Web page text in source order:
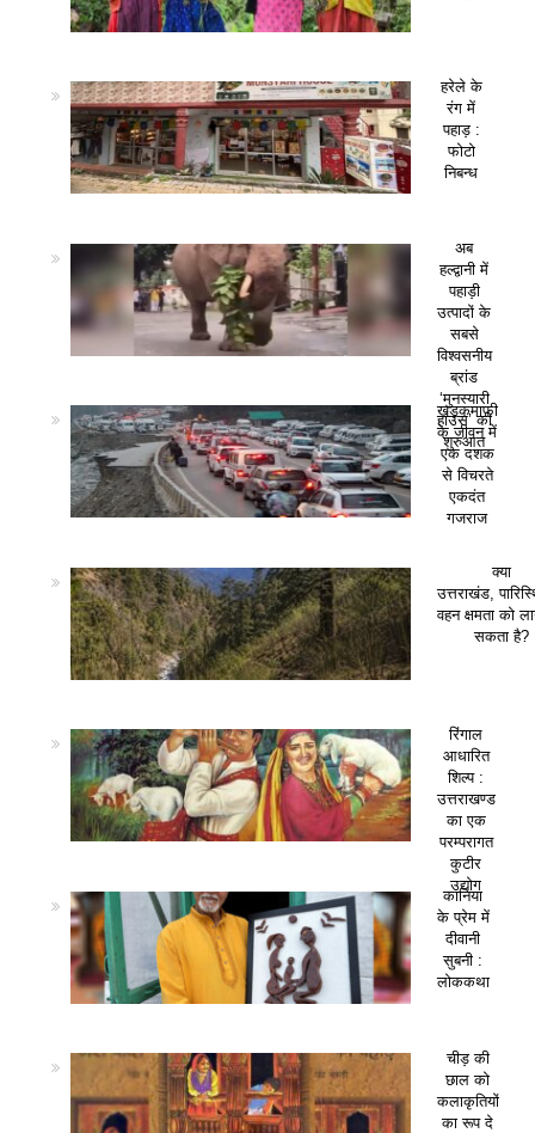
हरेले के
रंग में
पहाड़ :
फोटो
निबन्ध
अब
हल्द्वानी में
पहाड़ी
उत्पादों के
सबसे
विश्वसनीय
ब्रांड
‘मुनस्यारी
हाउस’ की
शुरुआत
खड़कमाफी
के जीवन में
एक दशक
से विचरते
एकदंत
गजराज
क्या
उत्तराखंड,
वहन क्षमता को
सकता है?
रिंगाल
आधारित
शिल्प :
उत्तराखण्ड
का एक
परम्परागत
कुटीर
उद्योग
कानिया
के प्रेम में
दीवानी
सुबनी :
लोककथा
चीड़ की
छाल को
कलाकृतियों
का रूप दे